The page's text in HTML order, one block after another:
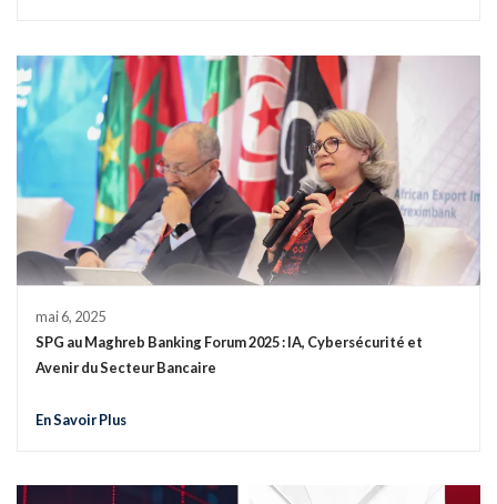
mai 6, 2025
SPG au Maghreb Banking Forum 2025 : IA, Cybersécurité et
Avenir du Secteur Bancaire
En Savoir Plus